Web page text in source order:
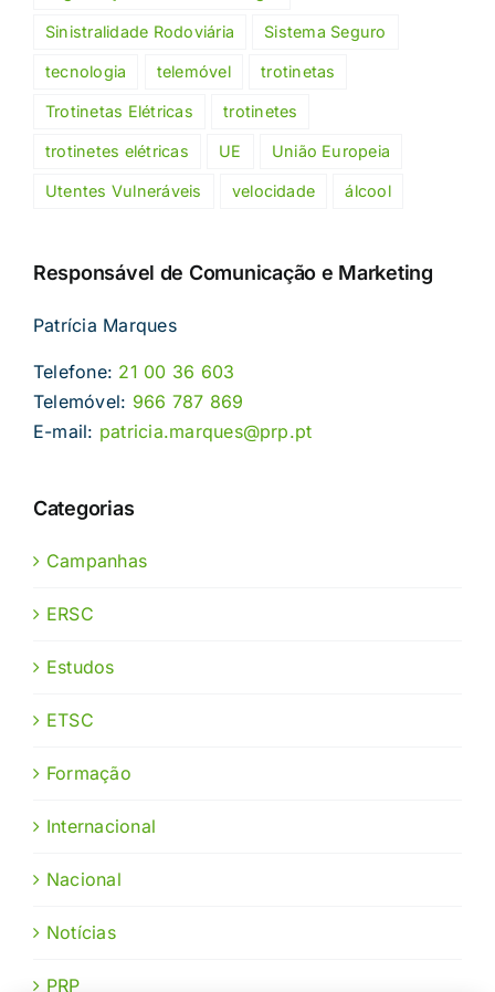
Sinistralidade Rodoviária Sistema Seguro
tecnologia telemóvel trotinetas
Trotinetas Elétricas trotinetes
trotinetes elétricas UE União Europeia
Utentes Vulneráveis velocidade álcool
Responsável de Comunicação e Marketing
Patrícia Marques
Telefone: 21 00 36 603
Telemóvel: 966 787 869
E-mail: patricia.marques@prp.pt
Categorias
Campanhas
ERSC
Estudos
ETSC
Formação
Internacional
Nacional
Notícias
PRP